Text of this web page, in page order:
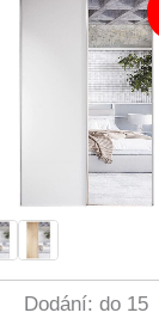
Dodání: do 15